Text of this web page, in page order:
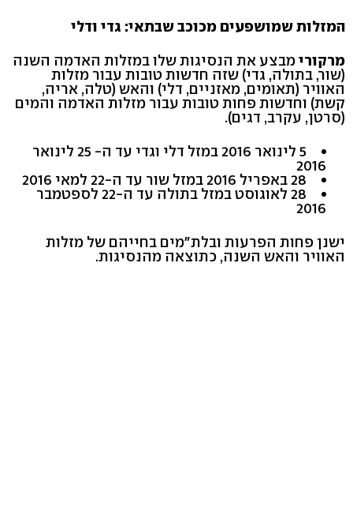
המזלות שמושפעים מכוכב שבתאי: גדי ודלי
מרקורימבצע את הנסיגות שלו במזלות האדמה השנה
(שור, בתולה, גדי) שזה חדשות טובות עבור מזלות
האוויר (תאומים, מאזניים, דלי) והאש (טלה, אריה,
קשת) וחדשות פחות טובות עבור מזלות האדמה והמים
(סרטן, עקרב, דגים).
5 לינואר 2016 במזל דלי וגדי עד ה- 25 לינואר
2016
28 באפריל 2016 במזל שור עד ה-22 למאי 2016
28 לאוגוסט במזל בתולה עד ה-22 לספטמבר
2016
ישנן פחות הפרעות ובלת"מים בחייהם של מזלות
האוויר והאש השנה, כתוצאה מהנסיגות.